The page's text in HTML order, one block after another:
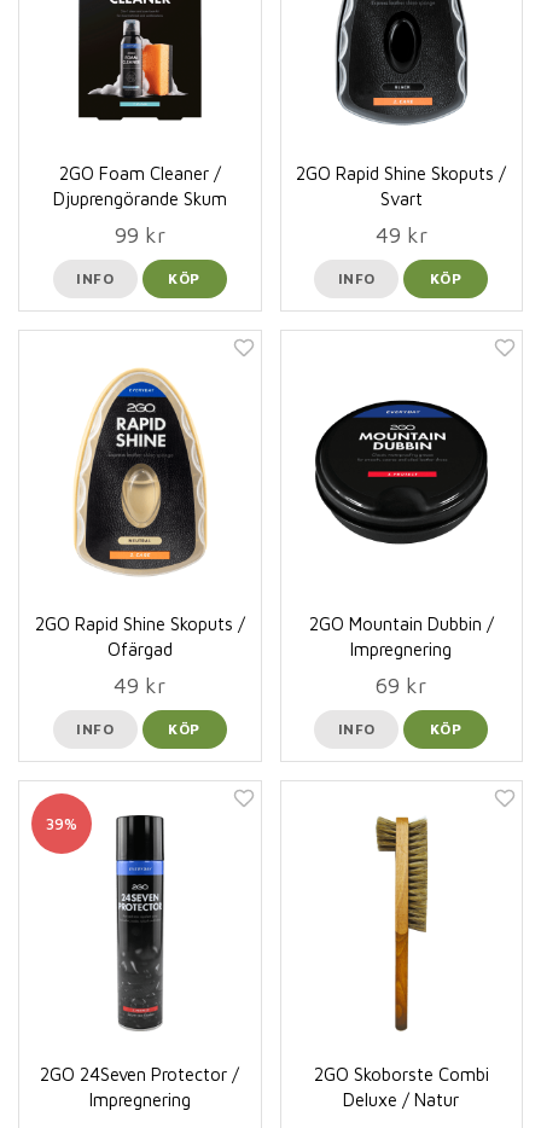
2GO Foam Cleaner /
Djuprengörande Skum
99 kr
INFO KÖP
2GO Rapid Shine Skoputs /
Svart
49 kr
INFO KÖP
2GO Rapid Shine Skoputs /
Ofärgad
49 kr
INFO KÖP
2GO Mountain Dubbin /
Impregnering
69 kr
INFO KÖP
39%
2GO 24Seven Protector /
Impregnering
2GO Skoborste Combi
Deluxe / Natur